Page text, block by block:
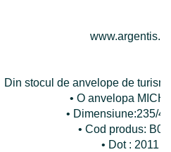
www.argentis.ro
Din stocul de anvelope de turism
• O anvelopa
• Dimensiune:235/
• Cod produs:
• Dot : 2011